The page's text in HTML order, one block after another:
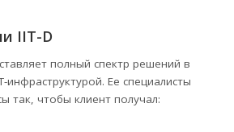
IIT-D
полный спектр решений в
инфраструктурой. Ее специалисты
так, чтобы клиент получал: